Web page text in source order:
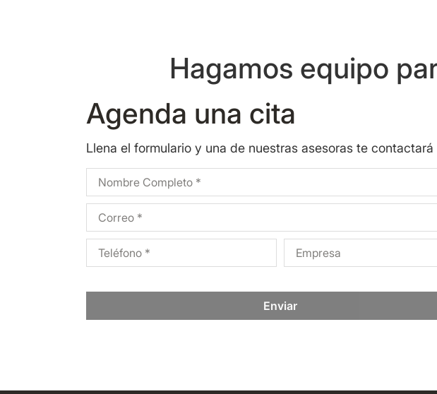
Hagamos equipo
Agenda una cita
Llena el formulario y una de nuestras asesoras te contactará
Enviar